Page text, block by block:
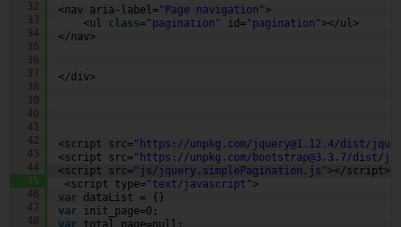
32
33
34
35
36
37
38
39
40
41
42
43
44
45
46
47
48
<nav aria-label="Page navigation" >
<ul class="pagination" id="pagination" ></ul>
</nav>
</div>
<script src=" https://unpkg.com/jquery@1.12.4/dist/
<script src=" https://unpkg.com/bootstrap@3.3.7/dist/
<script src="js/jquery.simplePagination.js" ></script>
<script type="text/javascript" >
var dataList = {}
var init_page=0;
var total_page=null;